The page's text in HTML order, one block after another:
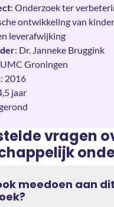
: Onderzoek ter
ontwikkeling van
leverafwijking
: Dr. Janneke Bruggink
Groningen
: 2016
jaar
vragen
meedoen aan dit